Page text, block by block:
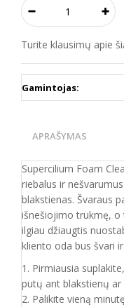
Turite klausimų apie
Gamintojas:
APRAŠYMAS
Supercilium Foam
riebalus ir
blakstienas. Švaraus
išnešiojimo trukmę, o
ilgiau džiaugtis
kliento oda bus švari
1. Pirmiausia
putų ant blakstienų ar
2. Palikite vieną